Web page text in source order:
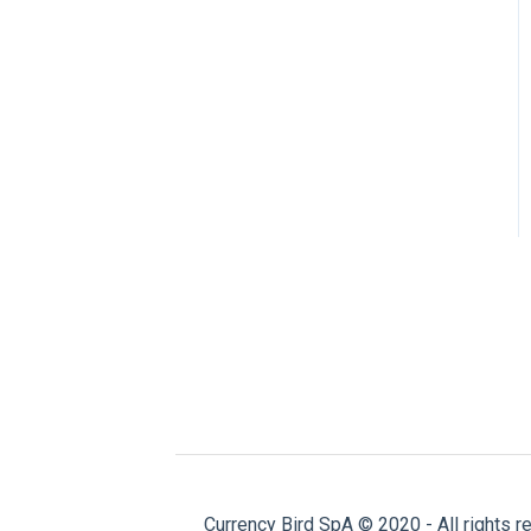
Currency Bird SpA © 2020 - All rights